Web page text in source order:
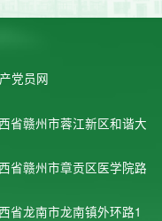
党员网
省赣州市蓉江新区和谐大
省赣州市章贡区医学院路
省龙南市龙南镇外环路1